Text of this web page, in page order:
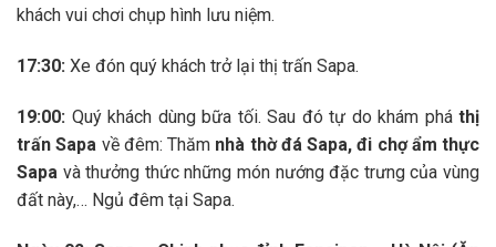
khách vui chơi chụp hình lưu niệm.
17:30: Xe đón quý khách trở lại thị trấn Sapa.
19:00: Quý khách dùng bữa tối. Sau đó tự do khám pháthị
trấn Sapa về đêm: Thăm nhà thờ đá Sapa, đi chợ ẩm thực
Sapa và thưởng thức những món nướng đặc trưng của vùng
đất này,… Ngủ đêm tại Sapa.